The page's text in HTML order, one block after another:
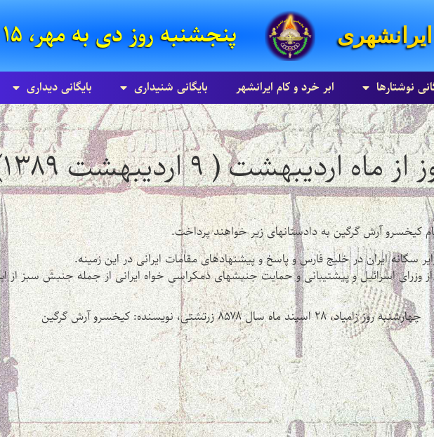
ایرانشهری پنجشنبه روز دی به مهر، ۱۵ امرداد ۸۵۸۵ زرتشتی
نوشتارها ابر خرد و کام ایرانشهر بایگانی شنيداری بایگانی ديداری
کیخسرو آرش گرگین به دادستانهای زیر خواهند پرداخت.
سگانه ایران در خلیج فارس و پاسخ و پیشنهادهای مقامات ایرانی در این زمینه.
وزرای اسرائیل و پیشتیبانی و حمایت جنبشهای دمکراسی خواه ایرانی از جمله جنبش سبز از
چهارشنبه روز زامیاد، ۲۸ اسپند ماه سال ۸۵۷۸ زرتشتی، نویسنده: کیخسرو آرش گرگین